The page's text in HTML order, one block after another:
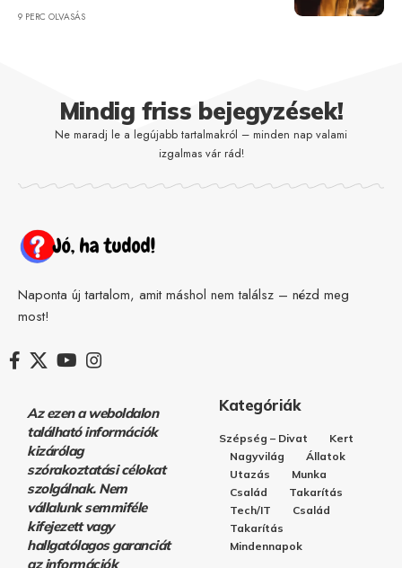
9 PERC OLVASÁS
Mindig friss bejegyzések!
Ne maradj le a legújabb tartalmakról – minden nap valami
izgalmas vár rád!
Naponta új tartalom, amit máshol nem találsz – nézd meg
most!
Az ezen a weboldalon
található információk
kizárólag
szórakoztatási célokat
szolgálnak. Nem
vállalunk semmiféle
kifejezett vagy
hallgatólagos garanciát
az információk
Kategóriák
Szépség – Divat
Kert
Nagyvilág
Állatok
Utazás
Munka
Család
Takarítás
Tech/IT
Család
Takarítás
Mindennapok